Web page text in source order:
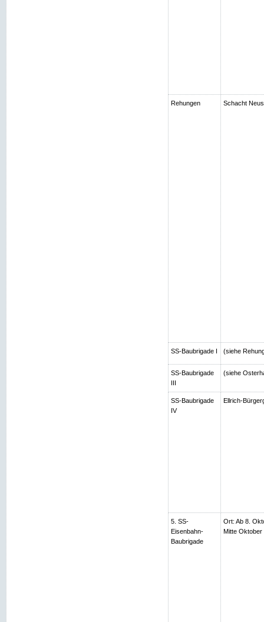
Rehungen Schacht
SS-Baubrigade I (siehe
SS-Baubrigade
III
(siehe
SS-Baubrigade
IV
Ellrich-
5. SS-
Eisenbahn-
Baubrigade
Ort: Ab 8.
Mitte